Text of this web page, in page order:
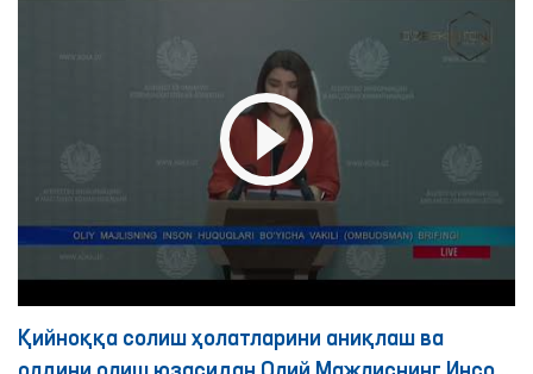
Қийноққа солиш ҳолатларини аниқлаш ва